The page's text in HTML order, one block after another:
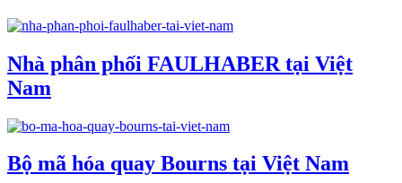
Nhà phân phối FAULHABER tại Việt
Nam
Bộ mã hóa quay Bourns tại Việt Nam